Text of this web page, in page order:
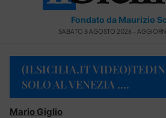
Fondato da Maurizio
SABATO 8 AGOSTO 2026 -
(ILSICILIA.IT
SOLO AL VENEZIA ….
Mario Giglio